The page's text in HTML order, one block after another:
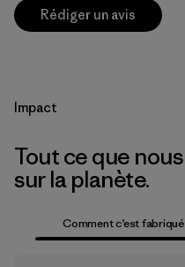
Rédiger un avis
Impact
Tout ce que
sur la planète.
Comment c’est fabriqué